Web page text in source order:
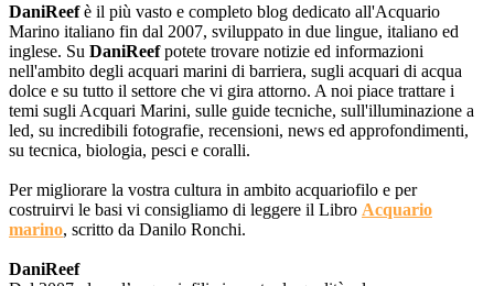
DaniReefè il più vasto e completo blog dedicato all'Acquario
Marino italiano fin dal 2007, sviluppato in due lingue, italiano ed
inglese. Su DaniReefpotete trovare notizie ed informazioni
nell'ambito degli acquari marini di barriera, sugli acquari di acqua
dolce e su tutto il settore che vi gira attorno. A noi piace trattare i
temi sugli Acquari Marini, sulle guide tecniche, sull'illuminazione a
led, su incredibili fotografie, recensioni, news ed approfondimenti,
su tecnica, biologia, pesci e coralli.
Per migliorare la vostra cultura in ambito acquariofilo e per
costruirvi le basi vi consigliamo di leggere il Libro Acquario
marino, scritto da Danilo Ronchi.
DaniReef